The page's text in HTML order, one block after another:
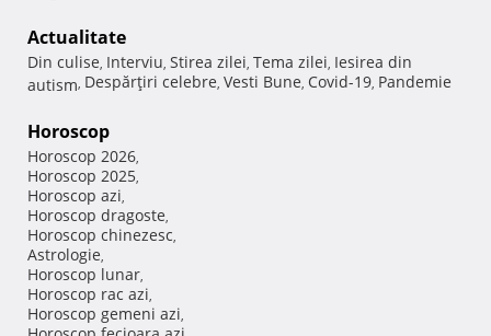
Actualitate
Din culise, Interviu, Stirea zilei, Tema zilei, Iesirea din
autism, Despărţiri celebre, Vesti Bune, Covid-19, Pandemie
Horoscop
Horoscop 2026,
Horoscop 2025,
Horoscop azi,
Horoscop dragoste,
Horoscop chinezesc,
Astrologie,
Horoscop lunar,
Horoscop rac azi,
Horoscop gemeni azi,